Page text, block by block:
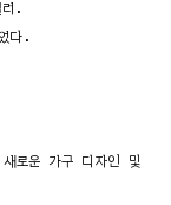
.
다.
로운 가구 디자인 및